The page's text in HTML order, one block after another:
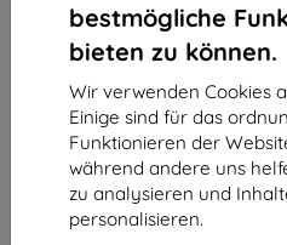
bestmögliche
bieten zu können.
Wir verwenden Cookies
Einige sind für das
Funktionieren der
während andere uns
zu analysieren und
personalisieren.
3MK 1UP Gaming Folie für
Geeignet für: Xiaomi Redmi 15C
21,90 €
19,71 €